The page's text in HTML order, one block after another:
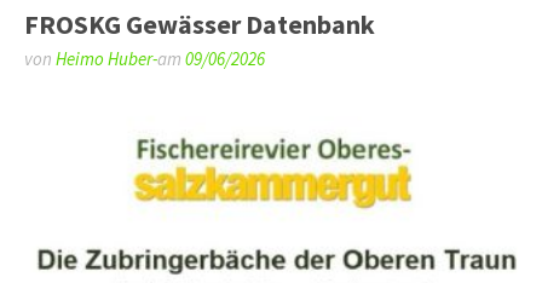
FROSKG Gewässer Datenbank
von Heimo Huber-am 09/06/2026